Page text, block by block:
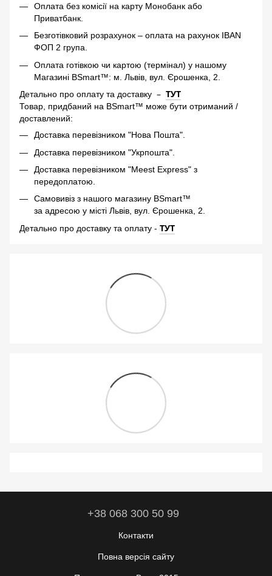
Оплата без комісії на карту Монобанк або
Приватбанк.
Безготівковий розрахунок – оплата на рахунок IBAN
ФОП 2 група.
Оплата готівкою чи картою (термінал) у нашому
Магазині BSmart™: м. Львів, вул. Єрошенка, 2.
Детально про оплату та доставку – ТУТ
Товар, придбаний на BSmart™ може бути отриманий /
доставлений:
Доставка перевізником "Нова Пошта".
Доставка перевізником "Укрпошта".
Доставка перевізником "Meest Express" з
передоплатою.
Самовивіз з нашого магазину BSmart™
за адресою у місті Львів, вул. Єрошенка, 2.
Детально про доставку та оплату - ТУТ
+38 068 300 50 99
Контакти
Повна версія сайту